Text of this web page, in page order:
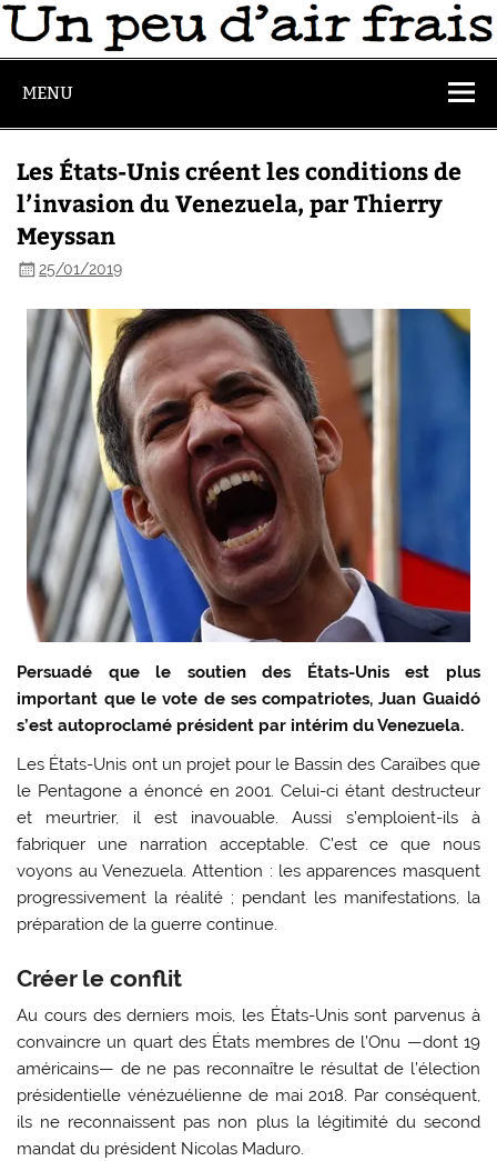
MENU
Les États-Unis créent les conditions de
l’invasion du Venezuela, par Thierry
Meyssan
25/01/2019
Persuadé que le soutien des États-Unis est plus
important que le vote de ses compatriotes, Juan Guaidó
s’est autoproclamé président par intérim du Venezuela.
Les États-Unis ont un projet pour le Bassin des Caraïbes que
le Pentagone a énoncé en 2001. Celui-ci étant destructeur
et meurtrier, il est inavouable. Aussi s’emploient-ils à
fabriquer une narration acceptable. C’est ce que nous
voyons au Venezuela. Attention : les apparences masquent
progressivement la réalité ; pendant les manifestations, la
préparation de la guerre continue.
Créer le conflit
Au cours des derniers mois, les États-Unis sont parvenus à
convaincre un quart des États membres de l’Onu —dont 19
américains— de ne pas reconnaître le résultat de l’élection
présidentielle vénézuélienne de mai 2018. Par conséquent,
ils ne reconnaissent pas non plus la légitimité du second
mandat du président Nicolas Maduro.